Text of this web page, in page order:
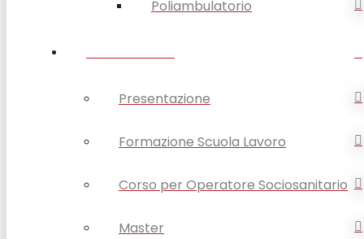
Poliambulatorio
Presentazione
Formazione Scuola Lavoro
Corso per Operatore Sociosanitario
Master